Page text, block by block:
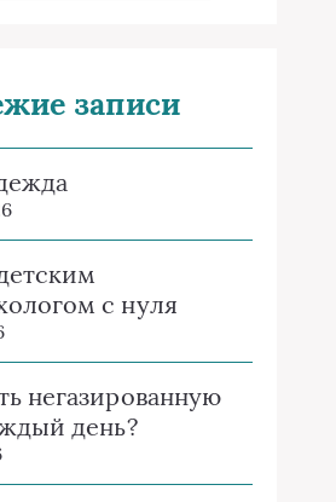
записи
с нуля
негазированную
день?